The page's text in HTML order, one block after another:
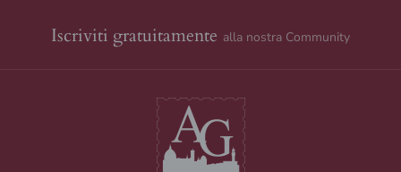
Iscriviti gratuitamente alla nostra Community